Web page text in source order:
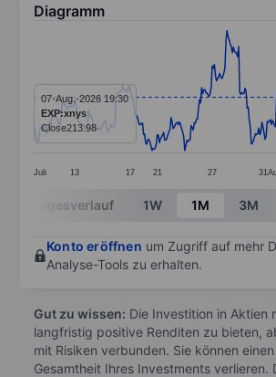
Diagramm
Line chart with 295 data points.
The chart has 1 X axis displaying
The chart has 1 Y axis displaying
Juli 13 17 21 27 31
07-Aug.-2026 19:30
EXP:xnys
Close213.98
End of interactive chart.
Tagesverlauf 1W 1M 3M
Konto eröffnen um Zugriff auf mehr
Analyse-Tools zu erhalten.
Gut zu wissen: Die Investition in Aktien
langfristig positive Renditen zu bieten,
mit Risiken verbunden. Sie können
Gesamtheit Ihres Investments verlieren.